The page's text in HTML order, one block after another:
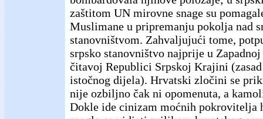
zaštitom UN mirovne snage su
Muslimane u pripremanju pokolja nad
stanovništvom. Zahvaljujući tome,
srpsko stanovništvo najprije u
čitavoj Republici Srpskoj Krajini
istočnog dijela). Hrvatski zločini se
nije ozbiljno čak ni opomenuta, a
Dokle ide cinizam moćnih pokrovitelja